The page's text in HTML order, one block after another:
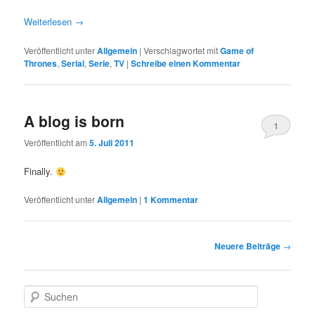
Weiterlesen →
Veröffentlicht unterAllgemein |Verschlagwortet mitGame of
Thrones,Serial,Serie,TV |Schreibe einen Kommentar
A blog is born
Veröffentlicht am5. Juli 2011
1
Finally.
Veröffentlicht unterAllgemein |1 Kommentar
Neuere Beiträge →
u